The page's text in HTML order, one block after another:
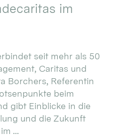
im
seit mehr als 50
Caritas und
Borchers, Referentin
beim
gibt Einblicke in die
und die Zukunft
...